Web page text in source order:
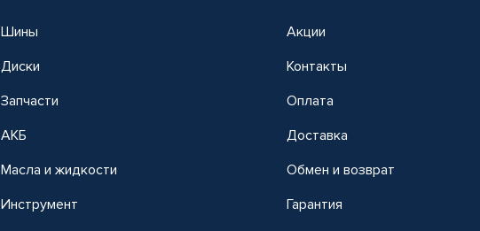
Шины
Диски
Запчасти
АКБ
Масла и жидкости
Инструмент
Акции
Контакты
Оплата
Доставка
Обмен и возврат
Гарантия